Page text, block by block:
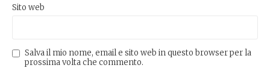
Sito web
Salva il mio nome, email e sito web in questo browser per la
prossima volta che commento.